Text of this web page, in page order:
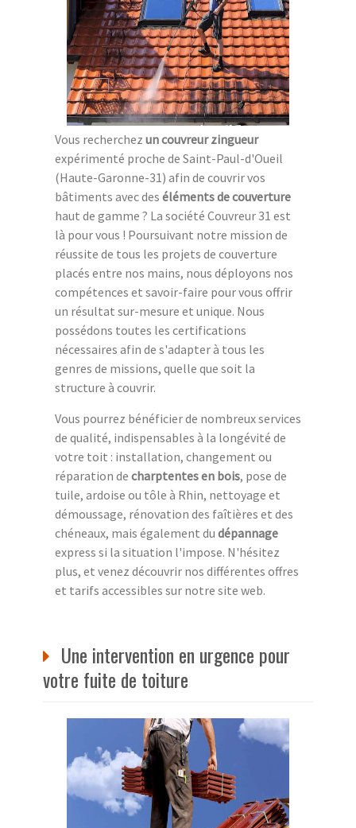
Vous recherchez un couvreur zingueur
expérimenté proche de Saint-Paul-d'Oueil
(Haute-Garonne-31) afin de couvrir vos
bâtiments avec des éléments de couverture
haut de gamme ? La société Couvreur 31 est
là pour vous ! Poursuivant notre mission de
réussite de tous les projets de couverture
placés entre nos mains, nous déployons nos
compétences et savoir-faire pour vous offrir
un résultat sur-mesure et unique. Nous
possédons toutes les certifications
nécessaires afin de s'adapter à tous les
genres de missions, quelle que soit la
structure à couvrir.
Vous pourrez bénéficier de nombreux services
de qualité, indispensables à la longévité de
votre toit : installation, changement ou
réparation de charptentes en bois, pose de
tuile, ardoise ou tôle à Rhin, nettoyage et
démoussage, rénovation des faîtières et des
chéneaux, mais également du dépannage
express si la situation l'impose. N'hésitez
plus, et venez découvrir nos différentes offres
et tarifs accessibles sur notre site web.
Une intervention en urgence pour
votre fuite de toiture